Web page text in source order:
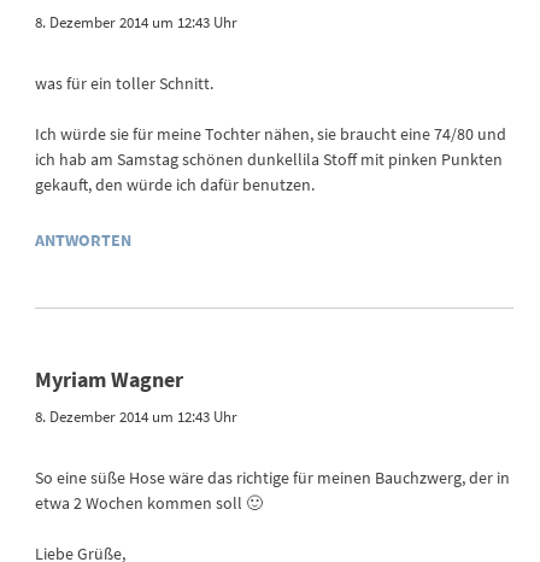
8. Dezember 2014 um 12:43 Uhr
was für ein toller Schnitt.
Ich würde sie für meine Tochter nähen, sie braucht eine 74/80 und
ich hab am Samstag schönen dunkellila Stoff mit pinken Punkten
gekauft, den würde ich dafür benutzen.
ANTWORTEN
Myriam Wagner
8. Dezember 2014 um 12:43 Uhr
So eine süße Hose wäre das richtige für meinen Bauchzwerg, der in
etwa 2 Wochen kommen soll 🙂
Liebe Grüße,